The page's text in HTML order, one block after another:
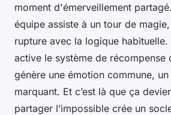
moment d'émerveillement
équipe assiste à un tour de
rupture avec la logique
active le système de récompense
génère une émotion commune,
marquant. Et c’est là que ça
partager l’impossible crée un